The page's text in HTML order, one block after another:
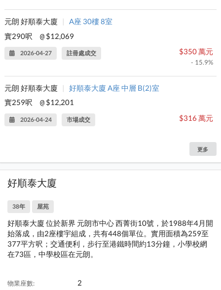
元朗 好順泰大廈
A座 30樓 8室
實290呎
@ $12,069
2026-04-27 註冊處成交 $350 萬元
- 15.9%
元朗 好順泰大廈 |
好順泰大廈 A座 中層 B(2)室
實259呎
@ $12,201
2026-04-24 市場成交 $316 萬元
更多
好順泰大廈
38年 屋苑
好順泰大廈 位於新界 元朗市中心 西菁街10號，於1988年4月開
始落成，由2座樓宇組成，共有448個單位。實用面積為259至
377平方呎；交通便利，步行至港鐵時間約13分鐘，小學校網
在73區，中學校區在元朗。
物業座數: 2